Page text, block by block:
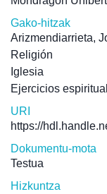
Gako-hitzak
Arizmendiarrieta,
Religión
Iglesia
Ejercicios
URI
https://
Dokumentu-mota
Testua
Hizkuntza